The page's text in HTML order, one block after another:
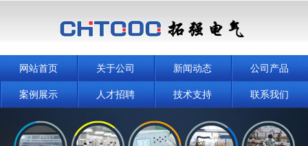
网站首页 关于公司 新闻动态 公司产品
案例展示 人才招聘 技术支持 联系我们